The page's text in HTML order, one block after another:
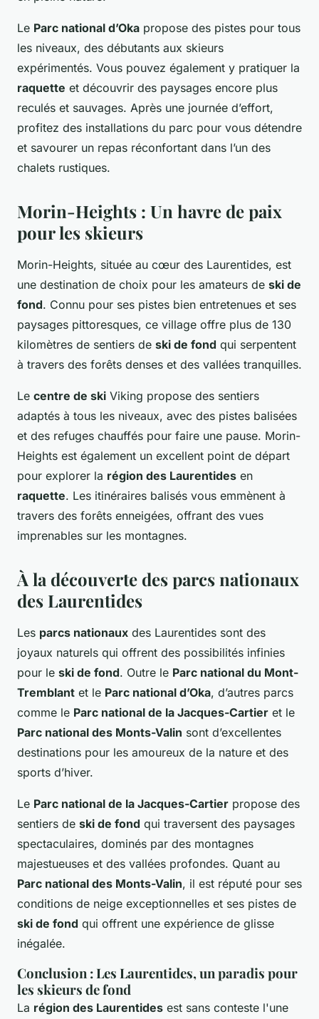
Le Parc national d’Oka propose des pistes pour tous
les niveaux, des débutants aux skieurs
expérimentés. Vous pouvez également y pratiquer la
raquette et découvrir des paysages encore plus
reculés et sauvages. Après une journée d’effort,
profitez des installations du parc pour vous détendre
et savourer un repas réconfortant dans l’un des
chalets rustiques.
Morin-Heights : Un havre de paix
pour les skieurs
Morin-Heights, située au cœur des Laurentides, est
une destination de choix pour les amateurs de ski de
fond. Connu pour ses pistes bien entretenues et ses
paysages pittoresques, ce village offre plus de 130
kilomètres de sentiers de ski de fond qui serpentent
à travers des forêts denses et des vallées tranquilles.
Le centre de ski Viking propose des sentiers
adaptés à tous les niveaux, avec des pistes balisées
et des refuges chauffés pour faire une pause. Morin-
Heights est également un excellent point de départ
pour explorer la région des Laurentides en
raquette. Les itinéraires balisés vous emmènent à
travers des forêts enneigées, offrant des vues
imprenables sur les montagnes.
À la découverte des parcs nationaux
des Laurentides
Les parcs nationaux des Laurentides sont des
joyaux naturels qui offrent des possibilités infinies
pour le ski de fond. Outre le Parc national du Mont-
Tremblant et le Parc national d’Oka, d’autres parcs
comme le Parc national de la Jacques-Cartier et le
Parc national des Monts-Valin sont d’excellentes
destinations pour les amoureux de la nature et des
sports d’hiver.
Le Parc national de la Jacques-Cartier propose des
sentiers de ski de fond qui traversent des paysages
spectaculaires, dominés par des montagnes
majestueuses et des vallées profondes. Quant au
Parc national des Monts-Valin, il est réputé pour ses
conditions de neige exceptionnelles et ses pistes de
ski de fond qui offrent une expérience de glisse
inégalée.
Conclusion : Les Laurentides, un paradis pour
les skieurs de fond
La région des Laurentides est sans conteste l'une